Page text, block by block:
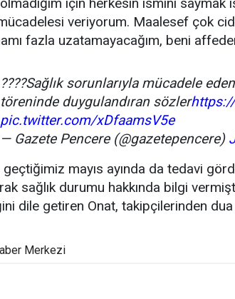
veriyorum. Maalesef çok
fazla uzatamayacağım, beni
????Sağlık sorunlarıyla mücadele
töreninde duygulandıran sözler
pic.twitter.com/xDfaamsV5e
— Gazete Pencere (@gazetepencere)
geçtiğimiz mayıs ayında da tedavi
sağlık durumu hakkında bilgi
dile getiren Onat, takipçilerinden
Merkezi